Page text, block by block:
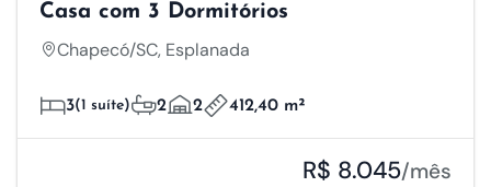
Casa com 3 Dormitórios
Chapecó/SC, Esplanada
3(1 suíte) 2 2 412,40 m²
R$ 8.045/mês